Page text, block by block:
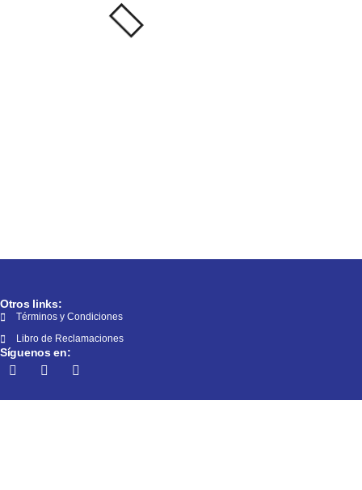
Otros links:
Términos y Condiciones
Libro de Reclamaciones
Síguenos en: